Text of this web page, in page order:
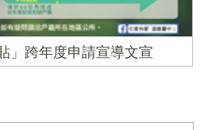
」跨年度申請宣導文宣